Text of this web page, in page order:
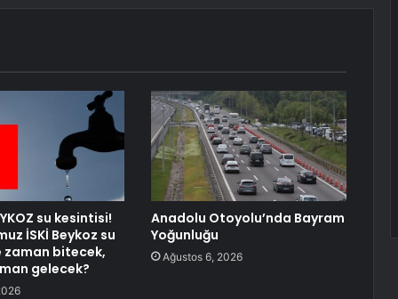
su kesintisi!
İSKİ Beykoz su
zaman bitecek,
gelecek?
Anadolu Otoyolu’nda Bayram
Yoğunluğu
Ağustos 6, 2026